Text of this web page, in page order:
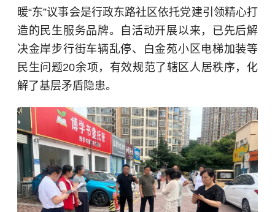
暖“东”议事会是行政东路社区依托党建引领精心打
造的民生服务品牌。自活动开展以来，已先后解
决金岸步行街车辆乱停、白金苑小区电梯加装等
民生问题20余项，有效规范了辖区人居秩序，化
解了基层矛盾隐患。